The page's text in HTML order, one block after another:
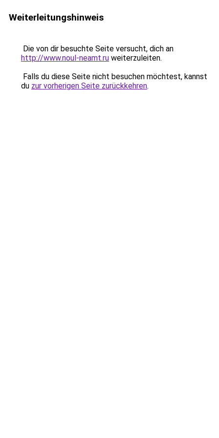
Weiterleitungshinweis
Die von dir besuchte Seite versucht, dich an
http://www.noul-neamt.ru weiterzuleiten.
Falls du diese Seite nicht besuchen möchtest, kannst
du zur vorherigen Seite zurückkehren.